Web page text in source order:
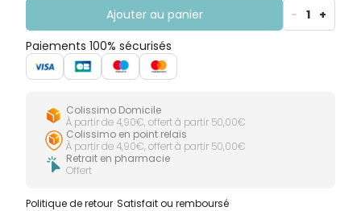
Ajouter au panier - 1 +
Paiements 100% sécurisés
Colissimo Domicile
À partir de 4,90€, offert à partir 50,00€
Colissimo en point relais
À partir de 4,90€, offert à partir 50,00€
Retrait en pharmacie
Offert
Politique de retour Satisfait ou remboursé